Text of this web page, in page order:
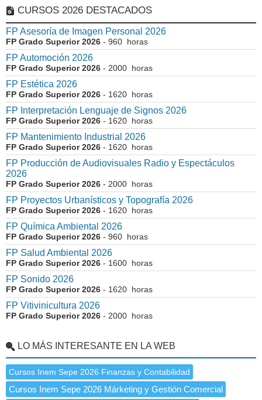
CURSOS 2026 DESTACADOS
FP Asesoría de Imagen Personal 2026
FP Grado Superior 2026 - 960 horas
FP Automoción 2026
FP Grado Superior 2026 - 2000 horas
FP Estética 2026
FP Grado Superior 2026 - 1620 horas
FP Interpretación Lenguaje de Signos 2026
FP Grado Superior 2026 - 1620 horas
FP Mantenimiento Industrial 2026
FP Grado Superior 2026 - 1620 horas
FP Producción de Audiovisuales Radio y Espectáculos
2026
FP Grado Superior 2026 - 2000 horas
FP Proyectos Urbanísticos y Topografía 2026
FP Grado Superior 2026 - 1620 horas
FP Química Ambiental 2026
FP Grado Superior 2026 - 960 horas
FP Salud Ambiental 2026
FP Grado Superior 2026 - 1600 horas
FP Sonido 2026
FP Grado Superior 2026 - 1620 horas
FP Vitivinicultura 2026
FP Grado Superior 2026 - 2000 horas
LO MÁS INTERESANTE EN LA WEB
Cursos Inem Sepe 2026 Finanzas y Contabilidad
Cursos Inem Sepe 2026 Márketing y Gestión Comercial